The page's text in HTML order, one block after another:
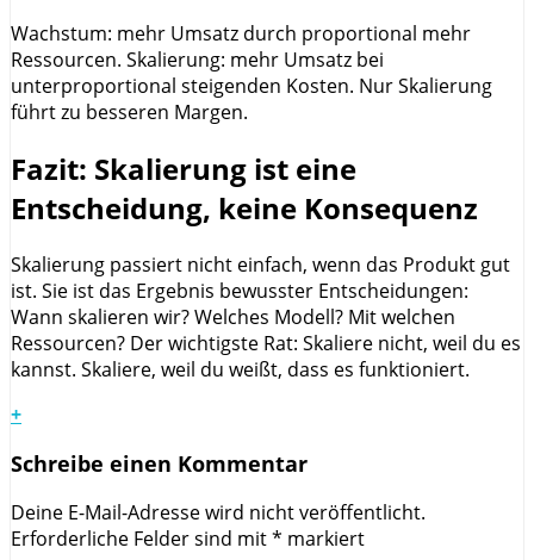
Wachstum: mehr Umsatz durch proportional mehr
Ressourcen. Skalierung: mehr Umsatz bei
unterproportional steigenden Kosten. Nur Skalierung
führt zu besseren Margen.
Fazit: Skalierung ist eine
Entscheidung, keine Konsequenz
Skalierung passiert nicht einfach, wenn das Produkt gut
ist. Sie ist das Ergebnis bewusster Entscheidungen:
Wann skalieren wir? Welches Modell? Mit welchen
Ressourcen? Der wichtigste Rat: Skaliere nicht, weil du es
kannst. Skaliere, weil du weißt, dass es funktioniert.
+
Schreibe einen Kommentar
Deine E-Mail-Adresse wird nicht veröffentlicht.
Erforderliche Felder sind mit* markiert